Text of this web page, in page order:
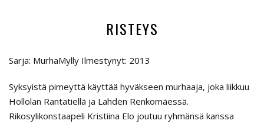
RISTEYS
Sarja: MurhaMylly Ilmestynyt: 2013
Syksyistä pimeyttä käyttää hyväkseen murhaaja, joka liikkuu
Hollolan Rantatiellä ja Lahden Renkomäessä.
Rikosylikonstaapeli Kristiina Elo joutuu ryhmänsä kanssa